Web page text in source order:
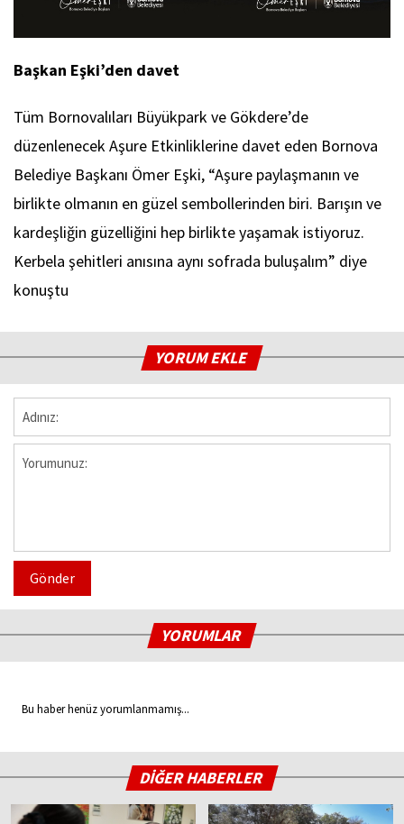
Başkan Eşki’den davet
Tüm Bornovalıları Büyükpark ve Gökdere’de
düzenlenecek Aşure Etkinliklerine davet eden Bornova
Belediye Başkanı Ömer Eşki, “Aşure paylaşmanın ve
birlikte olmanın en güzel sembollerinden biri. Barışın ve
kardeşliğin güzelliğini hep birlikte yaşamak istiyoruz.
Kerbela şehitleri anısına aynı sofrada buluşalım” diye
konuştu
YORUM EKLE
Gönder
YORUMLAR
Bu haber henüz yorumlanmamış...
DİĞER HABERLER